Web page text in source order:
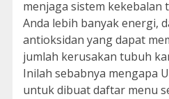
menjaga sistem kekebalan
Anda lebih banyak energi,
antioksidan yang dapat
jumlah kerusakan tubuh
Inilah sebabnya mengapa
untuk dibuat daftar menu